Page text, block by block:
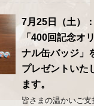
7月25日（土）：
「400回記念オ
ナル缶バッジ」
プレゼントいた
ます。
皆さまの温かいご支